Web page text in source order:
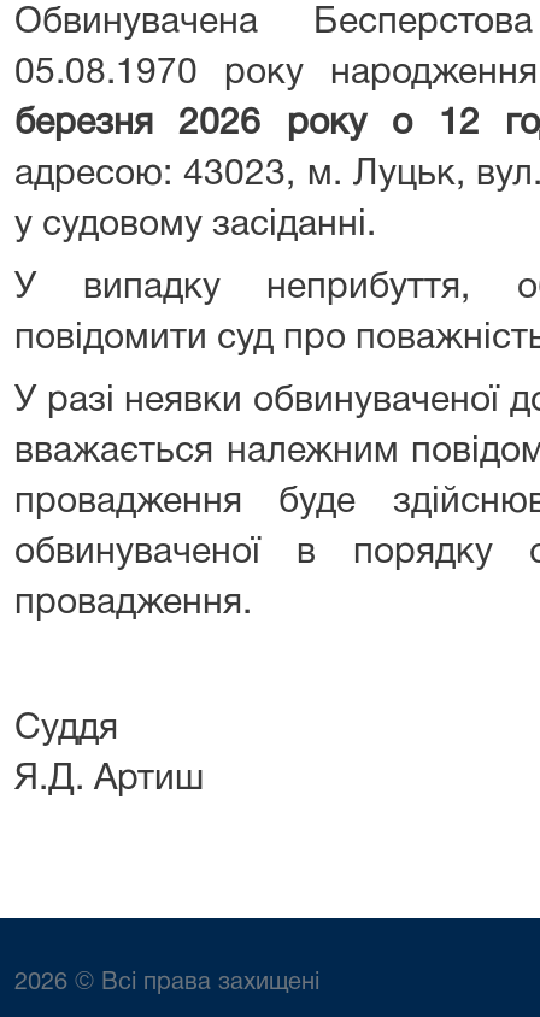
Обвинувачена
05.08.1970 року
березня 2026 року о 12
адресою: 43023, м. Луцьк, вул.
у судовому засіданні.
У випадку неприбуття,
повідомити суд про
У разі неявки обвинуваченої
вважається належним
провадження буде
обвинуваченої в порядку
провадження.
Я.Д. Артиш
2026 © Всі права захищені